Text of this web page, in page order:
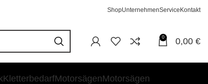
ShopUnternehmenService Kontakt
0 0,00 €
KletterbedarfMotorsägenMotorsägen